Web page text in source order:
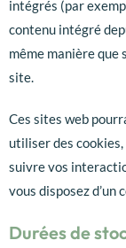
intégrés (par
contenu intégré
même manière
site.
Ces sites web
utiliser des
suivre vos
vous disposez d’un
Durées de